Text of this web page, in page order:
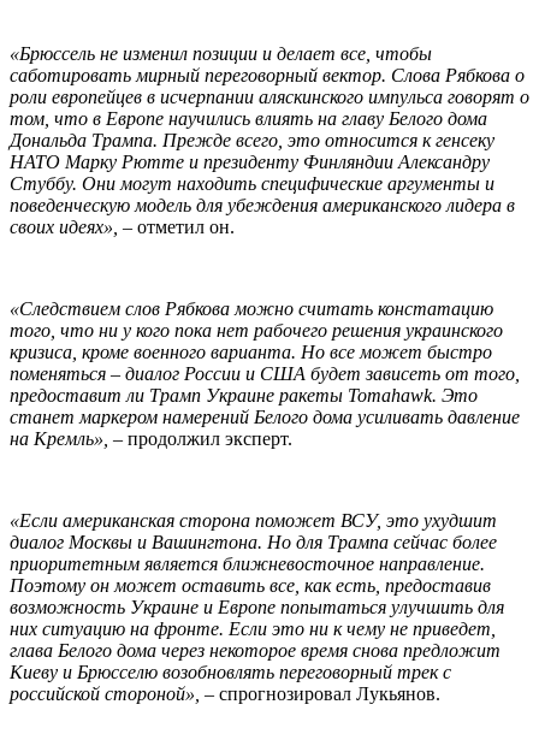
«Брюссель не изменил позиции и делает все, чтобы
саботировать мирный переговорный вектор. Слова Рябкова о
роли европейцев в исчерпании аляскинского импульса говорят о
том, что в Европе научились влиять на главу Белого дома
Дональда Трампа. Прежде всего, это относится к генсеку
НАТО Марку Рютте и президенту Финляндии Александру
Стуббу. Они могут находить специфические аргументы и
поведенческую модель для убеждения американского лидера в
своих идеях», – отметил он.
«Следствием слов Рябкова можно считать констатацию
того, что ни у кого пока нет рабочего решения украинского
кризиса, кроме военного варианта. Но все может быстро
поменяться – диалог России и США будет зависеть от того,
предоставит ли Трамп Украине ракеты Tomahawk. Это
станет маркером намерений Белого дома усиливать давление
на Кремль», – продолжил эксперт.
«Если американская сторона поможет ВСУ, это ухудшит
диалог Москвы и Вашингтона. Но для Трампа сейчас более
приоритетным является ближневосточное направление.
Поэтому он может оставить все, как есть, предоставив
возможность Украине и Европе попытаться улучшить для
них ситуацию на фронте. Если это ни к чему не приведет,
глава Белого дома через некоторое время снова предложит
Киеву и Брюсселю возобновлять переговорный трек с
российской стороной», – спрогнозировал Лукьянов.